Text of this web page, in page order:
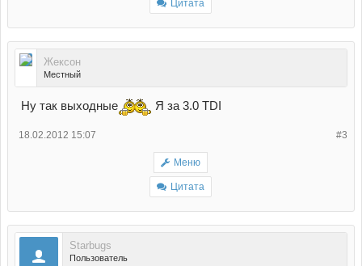
Цитата
Жексон
Местный
Ну так выходные Я за 3.0 TDI
#3
18.02.2012 15:07
Меню
Цитата
Starbugs
Пользователь